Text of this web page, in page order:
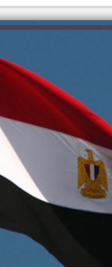
الكاتبة إلهام شرشر تهنئ الرئيس
السيسي بعيد ميلاده وتُشيد بجهوده